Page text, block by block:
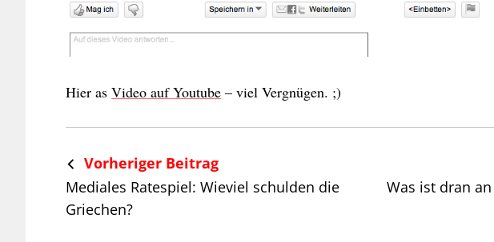
Hier as Video auf Youtube – viel Vergnügen. ;)
Vorheriger Beitrag
Mediales Ratespiel: Wieviel schulden die
Griechen?
Was ist dran